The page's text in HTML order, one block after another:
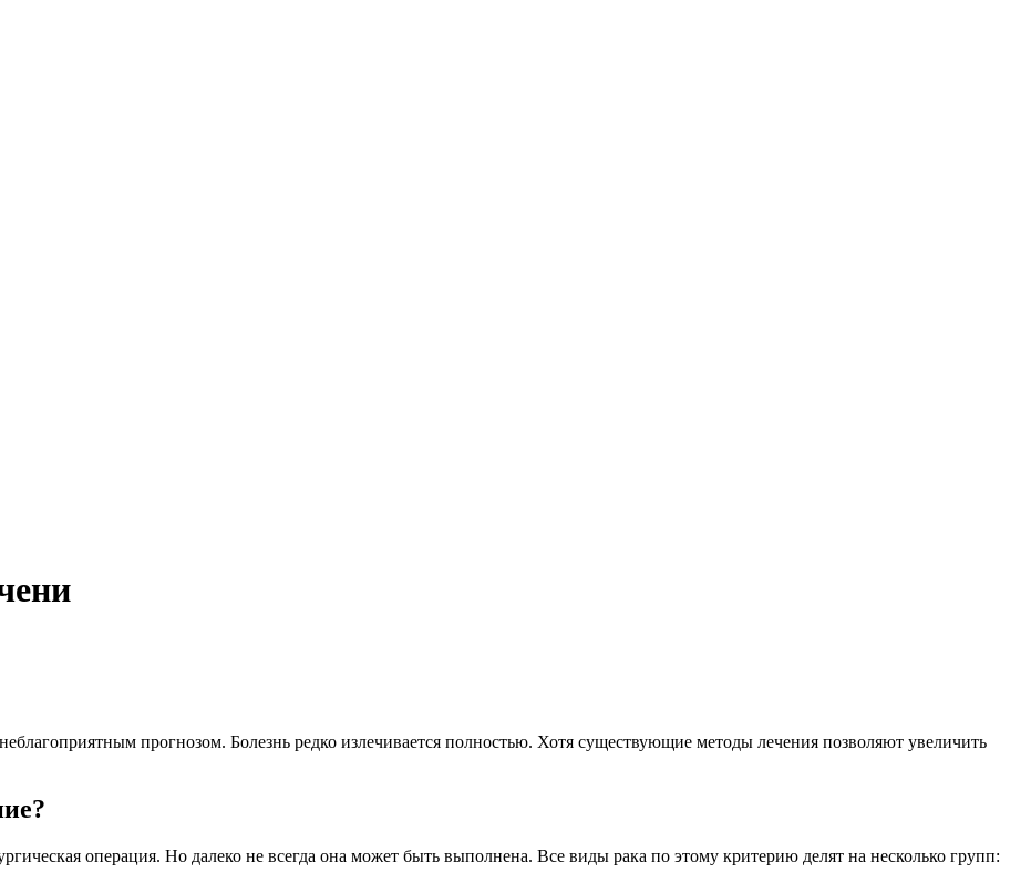
прогнозом. Болезнь редко излечивается полностью. Хотя существующие методы лечения позволяют увеличить
операция. Но далеко не всегда она может быть выполнена. Все виды рака по этому критерию делят на несколько групп: